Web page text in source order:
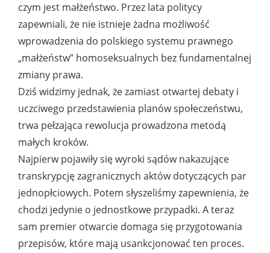
czym jest małżeństwo. Przez lata politycy
zapewniali, że nie istnieje żadna możliwość
wprowadzenia do polskiego systemu prawnego
„małżeństw” homoseksualnych bez fundamentalnej
zmiany prawa.
Dziś widzimy jednak, że zamiast otwartej debaty i
uczciwego przedstawienia planów społeczeństwu,
trwa pełzająca rewolucja prowadzona metodą
małych kroków.
Najpierw pojawiły się wyroki sądów nakazujące
transkrypcję zagranicznych aktów dotyczących par
jednopłciowych. Potem słyszeliśmy zapewnienia, że
chodzi jedynie o jednostkowe przypadki. A teraz
sam premier otwarcie domaga się przygotowania
przepisów, które mają usankcjonować ten proces.